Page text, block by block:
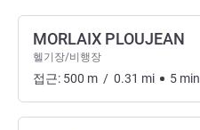
MORLAIX PLOUJEAN
헬기장/비행장
접근: 500 m / 0.31 mi 5 min